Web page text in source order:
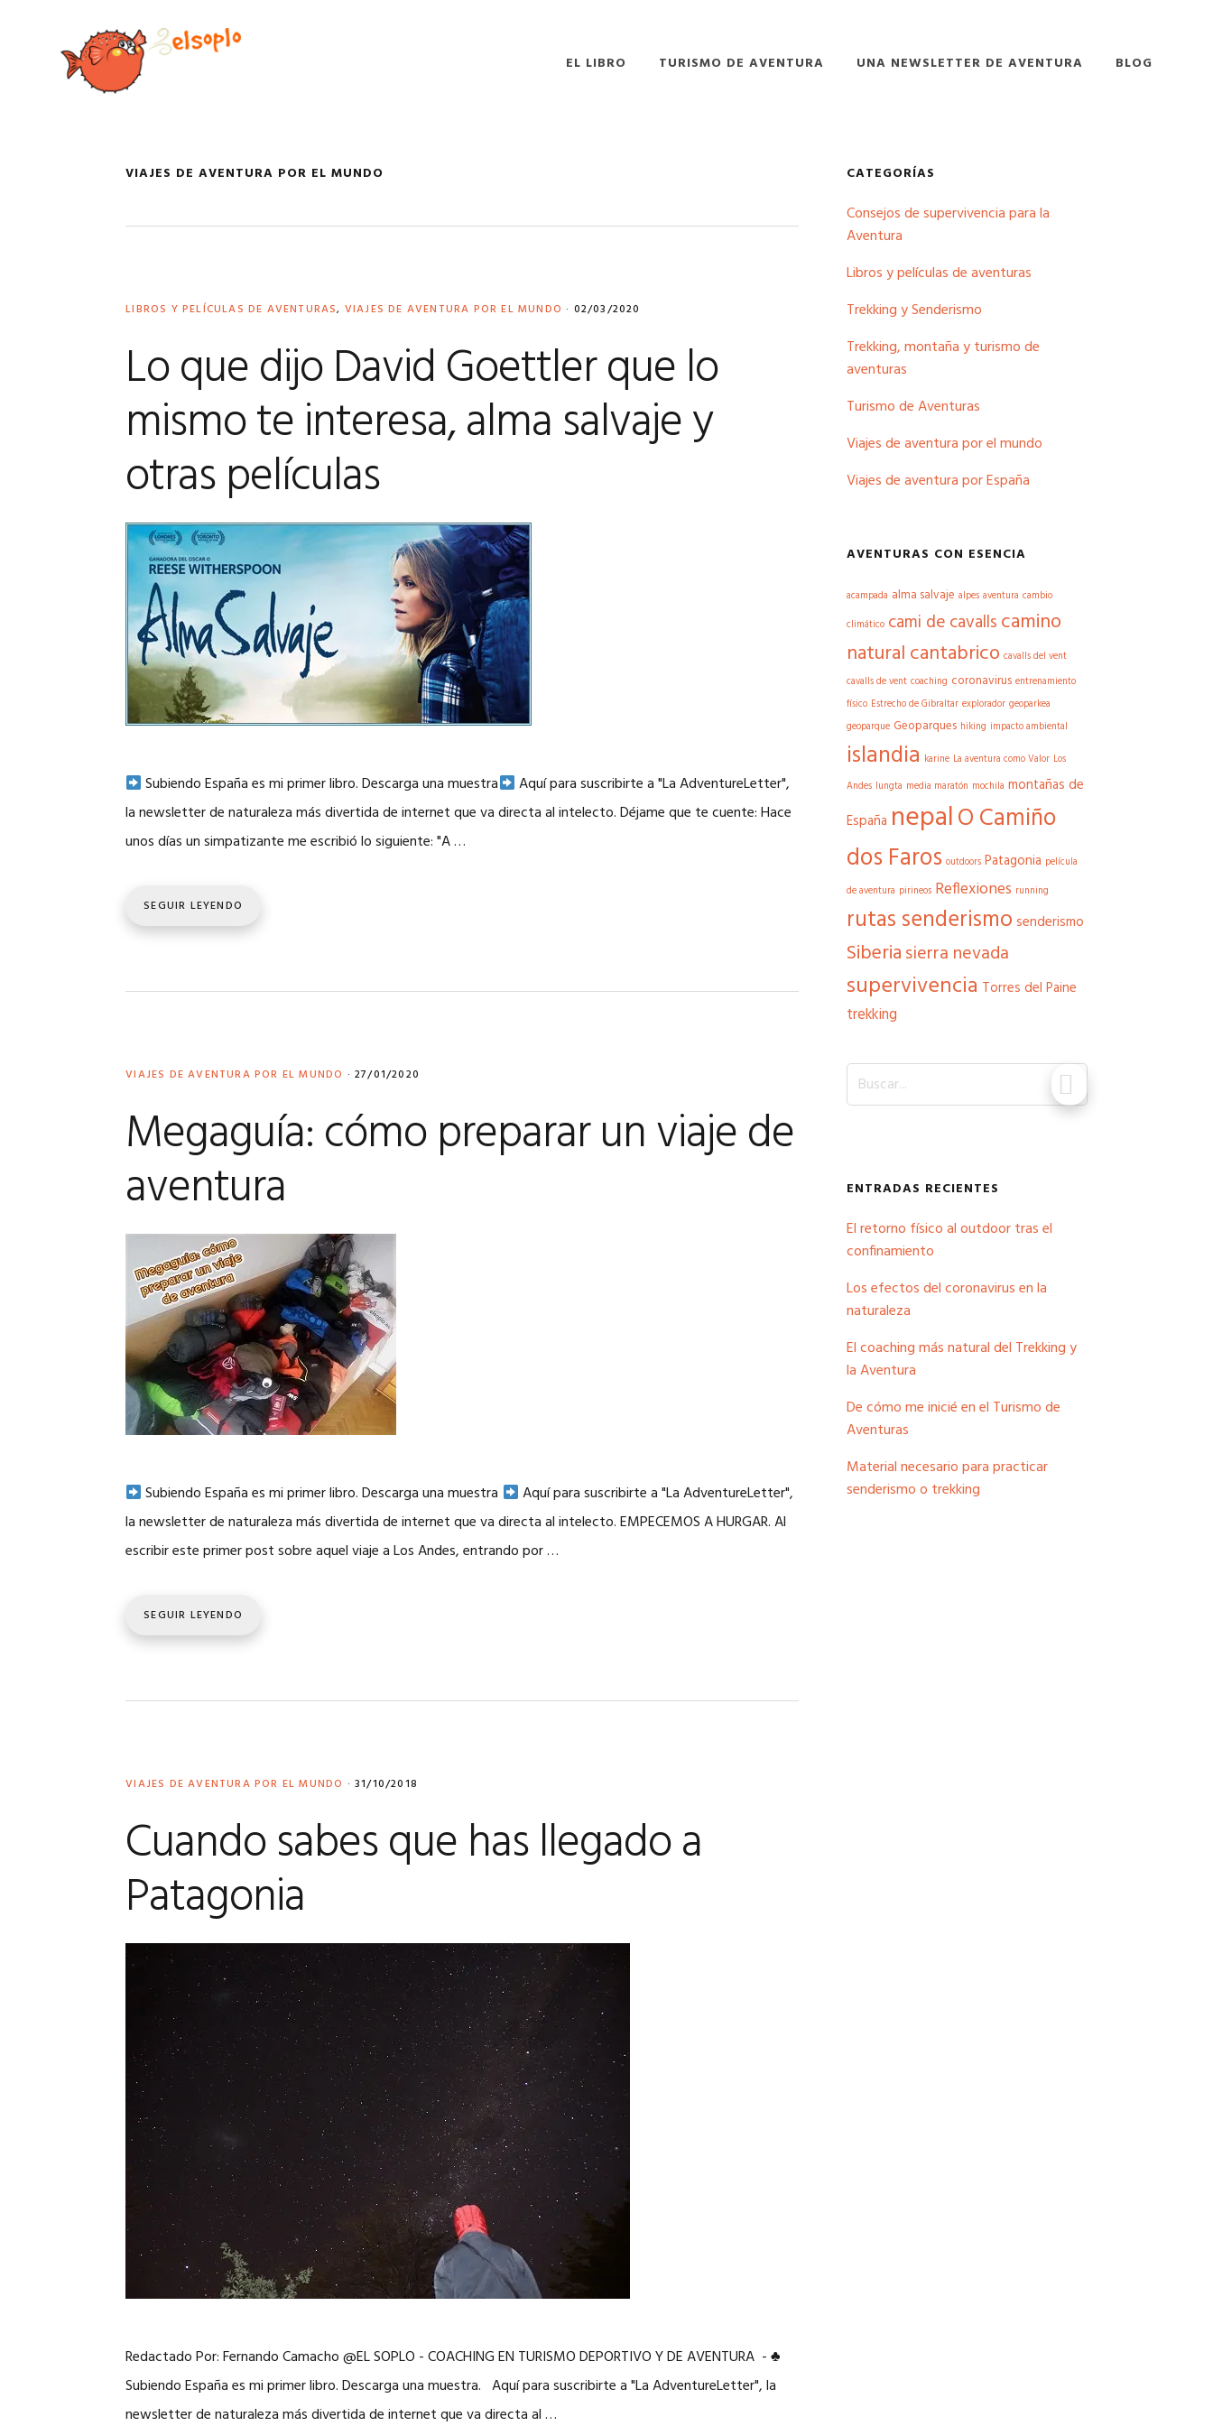
navegación
contenido
EL LIBRO TURISMO DE AVENTURA UNA NEWSLETTER DE AVENTURA BLOG
VIAJES DE AVENTURA POR EL MUNDO
LIBROS Y PELÍCULAS DE AVENTURAS, VIAJES DE AVENTURA POR EL MUNDO · 02/03/2020
Lo que dijo David Goettler que lo
mismo te interesa, alma salvaje y
otras películas
Subiendo España es mi primer libro. Descarga una muestra
Aquí para suscribirte a "La AdventureLetter",
la newsletter de naturaleza más divertida de internet que va directa al intelecto. Déjame que te cuente: Hace
unos días un simpatizante me escribió lo siguiente: "A …
SEGUIR LEYENDO
VIAJES DE AVENTURA POR EL MUNDO · 27/01/2020
Megaguía: cómo preparar un viaje de
aventura
Subiendo España es mi primer libro. Descarga una muestra
Aquí para suscribirte a "La AdventureLetter",
la newsletter de naturaleza más divertida de internet que va directa al intelecto. EMPECEMOS A HURGAR. Al
escribir este primer post sobre aquel viaje a Los Andes, entrando por …
SEGUIR LEYENDO
VIAJES DE AVENTURA POR EL MUNDO · 31/10/2018
Cuando sabes que has llegado a
Patagonia
Redactado Por: Fernando Camacho @EL SOPLO - COACHING EN TURISMO DEPORTIVO Y DE AVENTURA - ♣
Subiendo España es mi primer libro. Descarga una muestra. Aquí para suscribirte a "La AdventureLetter", la
newsletter de naturaleza más divertida de internet que va directa al …
Barra
lateral
principal
CATEGORÍAS
Consejos de supervivencia para la
Aventura
Libros y películas de aventuras
Trekking y Senderismo
Trekking, montaña y turismo de
aventuras
Turismo de Aventuras
Viajes de aventura por el mundo
Viajes de aventura por España
AVENTURAS CON ESENCIA
acampada alma salvaje alpes aventura cambio
climático cami de cavalls camino
natural cantabrico cavalls del vent
cavalls de vent coaching coronavirus entrenamiento
físico Estrecho de Gibraltar explorador geoparkea
geoparque Geoparques hiking impacto ambiental
islandia karine La aventura como Valor Los
Andes lungta media maratón mochila montañas de
España nepalO Camiño
dos Faros outdoors Patagonia película
de aventura pirineos Reflexiones running
rutas senderismo senderismo
Siberiasierra nevada
supervivencia Torres del Paine
trekking
Buscar...
ENTRADAS RECIENTES
El retorno físico al outdoor tras el
confinamiento
Los efectos del coronavirus en la
naturaleza
El coaching más natural del Trekking y
la Aventura
De cómo me inicié en el Turismo de
Aventuras
Material necesario para practicar
senderismo o trekking